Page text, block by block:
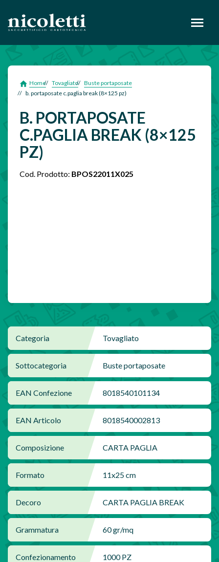
footer
Home Tovagliato
Buste portaposate
b. portaposate c.paglia break (8×125 pz)
B. PORTAPOSATE
C.PAGLIA BREAK (8×125
PZ)
Cod. Prodotto: BPOS22011X025
Categoria Tovagliato
Sottocategoria Buste portaposate
EAN Confezione 8018540101134
EAN Articolo 8018540002813
Composizione CARTA PAGLIA
Formato 11x25 cm
Decoro CARTA PAGLIA BREAK
Grammatura 60 gr/mq
Confezionamento 1000 PZ